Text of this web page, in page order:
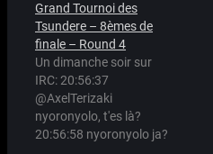
clavier sur le temple de
meido-rando, rien que
pour vous ! (Un temple,
n'est-ce pas censé être
pur ? Alors temple et
meido... Parce qu'une
meido, ce n'est pas pur ?
je suis une meido, je
Grand Tournoi des
Tsundere – 8èmes de
finale – Round 4
Un dimanche soir sur
IRC: 20:56:37
@AxelTerizaki
nyoronyolo, t'es là?
20:56:58 nyoronyolo ja?